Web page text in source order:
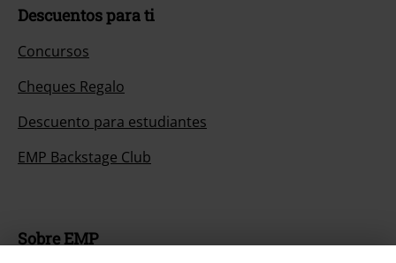
Descuentos para ti
Concursos
Cheques Regalo
Descuento para estudiantes
EMP Backstage Club
Sobre EMP